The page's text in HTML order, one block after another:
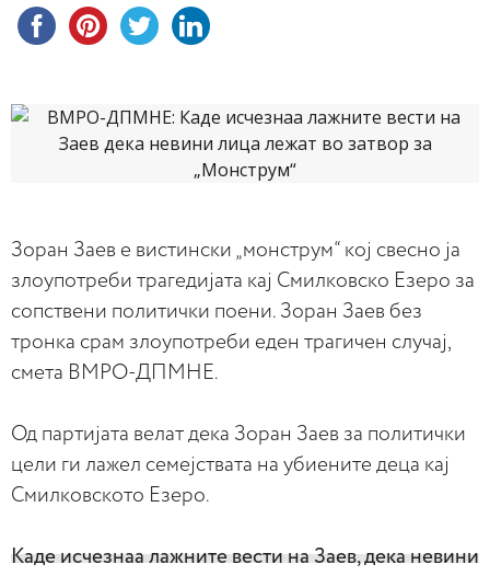
Зоран Заев е вистински „монструм“ кој свесно ја
злоупотреби трагедијата кај Смилковско Езеро за
сопствени политички поени. Зоран Заев без
тронка срам злоупотреби еден трагичен случај,
смета ВМРО-ДПМНЕ.
Од партијата велат дека Зоран Заев за политички
цели ги лажел семејствата на убиените деца кај
Смилковското Езеро.
Каде исчезнаа лажните вести на Заев, дека невини